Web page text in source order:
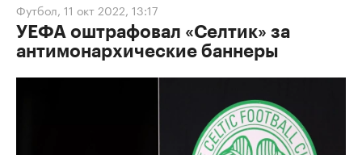
Футбол, 11 окт 2022, 13:17
УЕФА оштрафовал «Селтик» за
антимонархические баннеры